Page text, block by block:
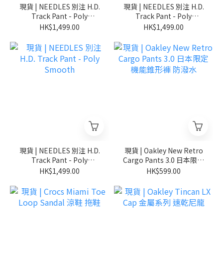
現貨 | NEEDLES 別注 H.D.
Track Pant - Poly
Smooth
HK$1,499.00
現貨 | NEEDLES 別注 H.D.
Track Pant - Poly
Smooth
HK$1,499.00
現貨 | NEEDLES 別注 H.D.
Track Pant - Poly
Smooth
HK$1,499.00
現貨 | Oakley New Retro
Cargo Pants 3.0 日本限定
機能錐形褲 防潑水
HK$599.00